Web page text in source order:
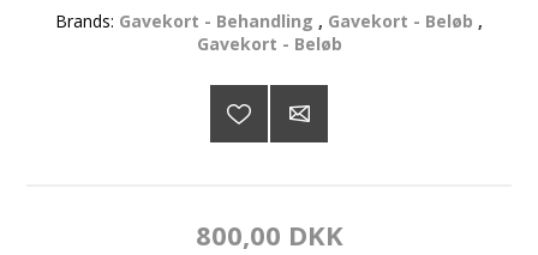
Brands: Gavekort - Behandling , Gavekort - Beløb ,
Gavekort - Beløb
800,00 DKK